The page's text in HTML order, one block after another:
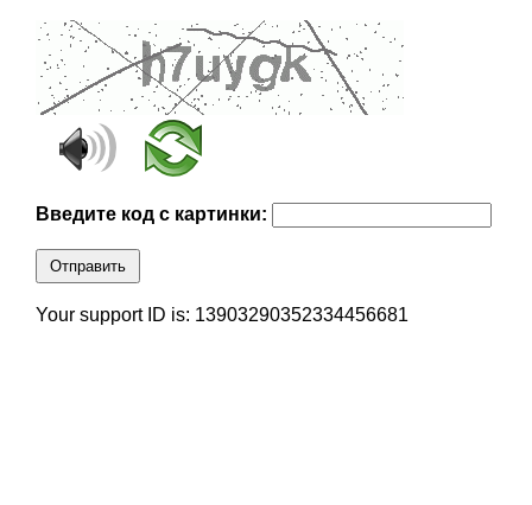
Введите код с картинки:
Отправить
Your support ID is: 13903290352334456681